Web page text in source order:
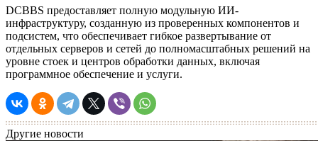
DCBBS предоставляет полную модульную ИИ-
инфраструктуру, созданную из проверенных компонентов и
подсистем, что обеспечивает гибкое развертывание от
отдельных серверов и сетей до полномасштабных решений на
уровне стоек и центров обработки данных, включая
программное обеспечение и услуги.
Другие новости